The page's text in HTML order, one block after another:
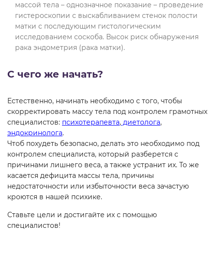
массой тела – однозначное показание – проведение
гистероскопии с выскабливанием стенок полости
матки с последующим гистологическим
исследованием соскоба. Высок риск обнаружения
рака эндометрия (рака матки).
С чего же начать?
Естественно, начинать необходимо с того, чтобы
скорректировать массу тела под контролем грамотных
специалистов: психотерапевта, диетолога,
эндокринолога.
Чтоб похудеть безопасно, делать это необходимо под
контролем специалиста, который разберется с
причинами лишнего веса, а также устранит их. То же
касается дефицита массы тела, причины
недостаточности или избыточности веса зачастую
кроются в нашей психике.
Ставьте цели и достигайте их с помощью
специалистов!